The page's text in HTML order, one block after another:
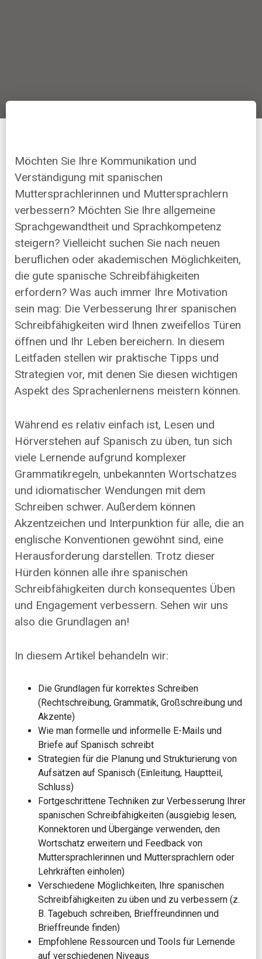
Möchten Sie Ihre Kommunikation und
Verständigung mit spanischen
Muttersprachlerinnen und Muttersprachlern
verbessern? Möchten Sie Ihre allgemeine
Sprachgewandtheit und Sprachkompetenz
steigern? Vielleicht suchen Sie nach neuen
beruflichen oder akademischen Möglichkeiten,
die gute spanische Schreibfähigkeiten
erfordern? Was auch immer Ihre Motivation
sein mag: Die Verbesserung Ihrer spanischen
Schreibfähigkeiten wird Ihnen zweifellos Türen
öffnen und Ihr Leben bereichern. In diesem
Leitfaden stellen wir praktische Tipps und
Strategien vor, mit denen Sie diesen wichtigen
Aspekt des Sprachenlernens meistern können.
Während es relativ einfach ist, Lesen und
Hörverstehen auf Spanisch zu üben, tun sich
viele Lernende aufgrund komplexer
Grammatikregeln, unbekannten Wortschatzes
und idiomatischer Wendungen mit dem
Schreiben schwer. Außerdem können
Akzentzeichen und Interpunktion für alle, die an
englische Konventionen gewöhnt sind, eine
Herausforderung darstellen. Trotz dieser
Hürden können alle ihre spanischen
Schreibfähigkeiten durch konsequentes Üben
und Engagement verbessern. Sehen wir uns
also die Grundlagen an!
In diesem Artikel behandeln wir:
Die Grundlagen für korrektes Schreiben
(Rechtschreibung, Grammatik, Großschreibung und
Akzente)
Wie man formelle und informelle E-Mails und
Briefe auf Spanisch schreibt
Strategien für die Planung und Strukturierung von
Aufsätzen auf Spanisch (Einleitung, Hauptteil,
Schluss)
Fortgeschrittene Techniken zur Verbesserung Ihrer
spanischen Schreibfähigkeiten (ausgiebig lesen,
Konnektoren und Übergänge verwenden, den
Wortschatz erweitern und Feedback von
Muttersprachlerinnen und Muttersprachlern oder
Lehrkräften einholen)
Verschiedene Möglichkeiten, Ihre spanischen
Schreibfähigkeiten zu üben und zu verbessern (z.
B. Tagebuch schreiben, Brieffreundinnen und
Brieffreunde finden)
Empfohlene Ressourcen und Tools für Lernende
auf verschiedenen Niveaus